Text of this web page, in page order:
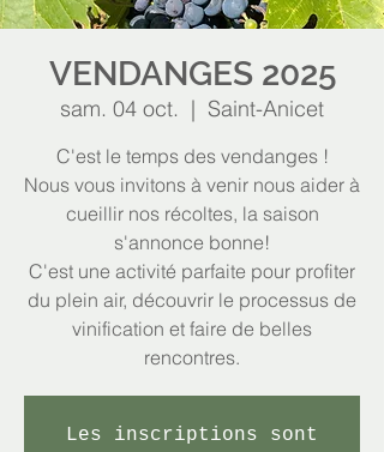
VENDANGES 2025
sam. 04 oct.
  |
Saint-Anicet
C'est le temps des vendanges !
Nous vous invitons à venir nous aider à
cueillir nos récoltes, la saison
s'annonce bonne!
C'est une activité parfaite pour profiter
du plein air, découvrir le processus de
vinification et faire de belles
rencontres.
Les inscriptions sont